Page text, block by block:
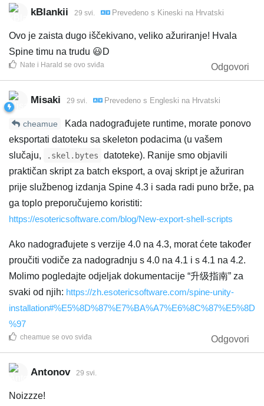
kBlankii 29 svi. Prevedeno s Kineski na Hrvatski
Ovo je zaista dugo iščekivano, veliko ažuriranje! Hvala
Spine timu na trudu 😃D
Odgovori
Nate i Harald se ovo sviđa
Misaki 29 svi. Prevedeno s Engleski na Hrvatski
cheamue
Kada nadograđujete runtime, morate ponovo
eksportati datoteku sa skeleton podacima (u vašem
slučaju,
.skel.bytes
datoteke). Ranije smo objavili
praktičan skript za batch eksport, a ovaj skript je ažuriran
prije službenog izdanja Spine 4.3 i sada radi puno brže, pa
ga toplo preporučujemo koristiti:
https://esotericsoftware.com/blog/New-export-shell-scripts
Ako nadograđujete s verzije 4.0 na 4.3, morat ćete također
proučiti vodiče za nadogradnju s 4.0 na 4.1 i s 4.1 na 4.2.
Molimo pogledajte odjeljak dokumentacije “升级指南” za
svaki od njih: https://zh.esotericsoftware.com/spine-unity-
installation#%E5%8D%87%E7%BA%A7%E6%8C%87%E5%8D
%97
Odgovori
cheamue se ovo sviđa
Antonov 29 svi.
Noizzze!